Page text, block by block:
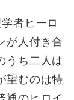
者ヒーロ
が人付き合
うち二人は
望むのは特